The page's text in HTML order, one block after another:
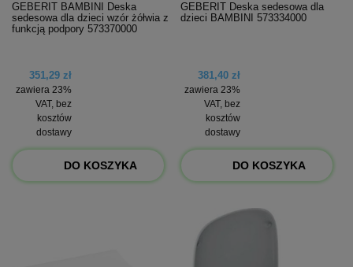
GEBERIT BAMBINI Deska
sedesowa dla dzieci wzór żółwia z
funkcją podpory 573370000
351,29 zł
zawiera 23%
VAT, bez
kosztów
dostawy
DO KOSZYKA
GEBERIT Deska sedesowa dla
dzieci BAMBINI 573334000
381,40 zł
zawiera 23%
VAT, bez
kosztów
dostawy
DO KOSZYKA